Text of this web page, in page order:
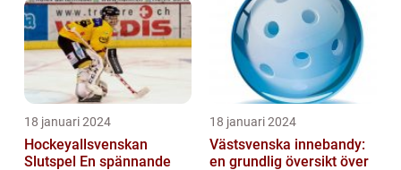
18 januari 2024
Hockeyallsvenskan
Slutspel En spännande
18 januari 2024
Västsvenska innebandy:
en grundlig översikt över